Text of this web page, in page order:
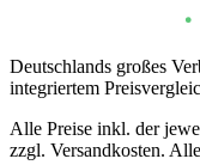
Deutschlands großes
integriertem
Alle Preise inkl. der
zzgl. Versandkosten.